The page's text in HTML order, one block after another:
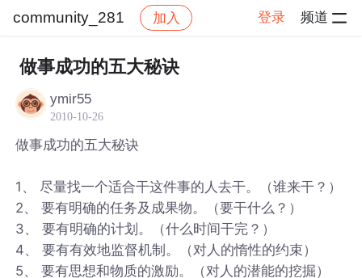
community_281 加入 登录 频道
社区 community_281
做事成功的五大秘诀
ymir55
2010-10-26
做事成功的五大秘诀
1、 尽量找一个适合干这件事的人去干。（谁来干？）
2、 要有明确的任务及成果物。（要干什么？）
3、 要有明确的计划。（什么时间干完？）
4、 要有有效地监督机制。（对人的惰性的约束）
5、 要有思想和物质的激励。（对人的潜能的挖掘）